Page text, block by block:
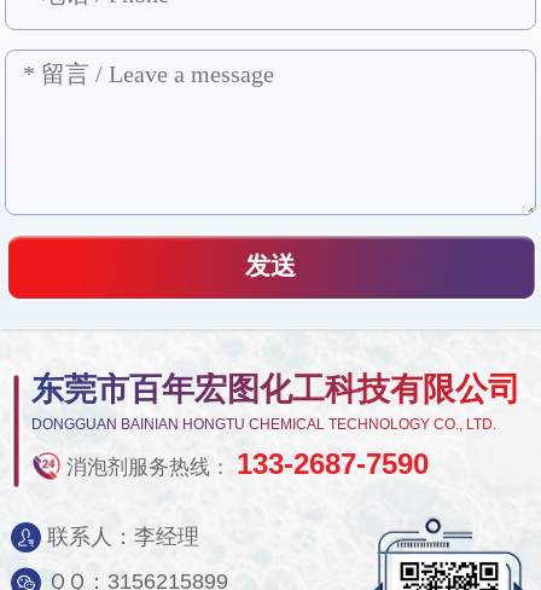
东莞市百年宏图化工科技有限公司
DONGGUAN BAINIAN HONGTU CHEMICAL TECHNOLOGY CO., LTD.
消泡剂服务热线： 133-2687-7590
联系人：李经理
ＱＱ：3156215899